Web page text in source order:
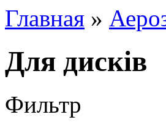
Главная »
Для дисків
Фильтр